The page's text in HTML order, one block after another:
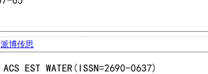
派博传思